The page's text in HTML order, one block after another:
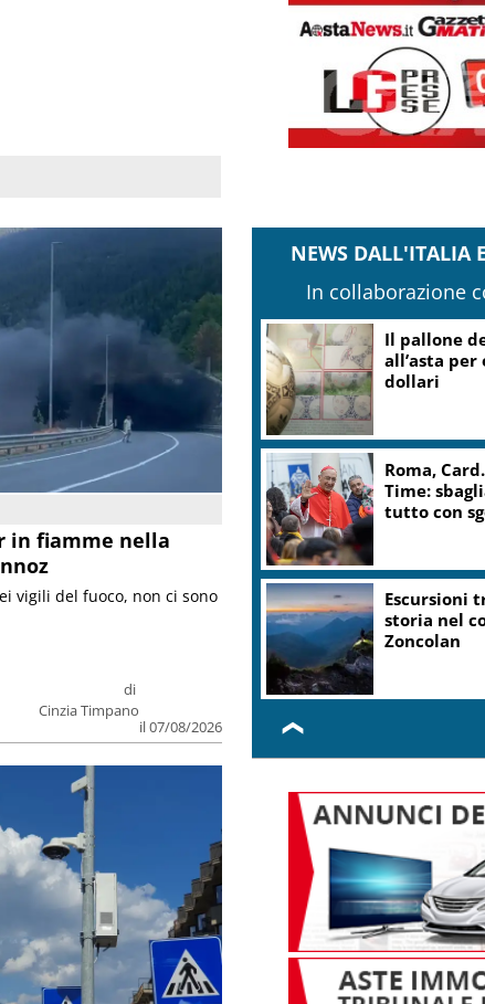
in fiamme nella
di
Cinzia Timpano
il 07/08/2026
vigili del fuoco, non ci sono
NEWS DALL'ITALIA
In collaborazione
Mattarella:
migratori
delle
Marcinelle,
impegno a
libertà,
Pinot Nero”
❮